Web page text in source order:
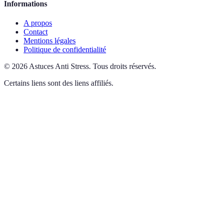
Informations
A propos
Contact
Mentions légales
Politique de confidentialité
© 2026 Astuces Anti Stress. Tous droits réservés.
Certains liens sont des liens affiliés.